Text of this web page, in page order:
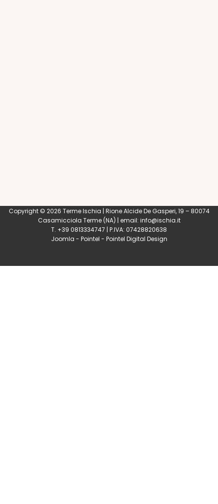
Copyright © 2026 Terme Ischia | Rione Alcide De Gasperi, 19 – 80074
Casamicciola Terme(NA) | email: info@ischia.it
T. +39 0813334747 | P.IVA: 07428820638
Joomla - Pointel - Pointel Digital Design